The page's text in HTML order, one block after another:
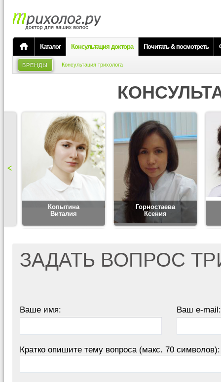
Каталог Консультация доктора Почитать & посмотреть
БРЕНДЫ Консультация трихолога
Копытина
Виталия
Горностаева
Ксения
ЗАДАТЬ ВОПРОС
Ваше имя: Ваш e-mail:
Кратко опишите тему вопроса (макс. 70 символов):